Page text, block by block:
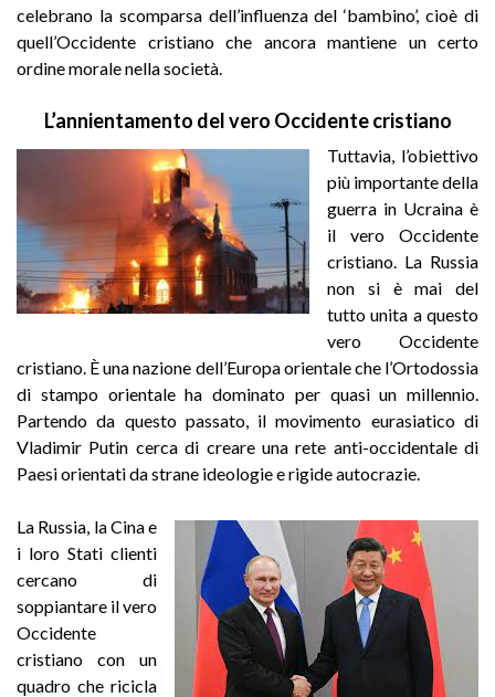
celebrano la scomparsa dell’influenza del ‘bambino’, cioè di
quell’Occidente cristiano che ancora mantiene un certo
ordine morale nella società.
L’annientamento del vero Occidente cristiano
Tuttavia, l’obiettivo
più importante della
guerra in Ucraina è
il vero Occidente
cristiano. La Russia
non si è mai del
tutto unita a questo
vero Occidente
cristiano. È una nazione dell’Europa orientale che l’Ortodossia
di stampo orientale ha dominato per quasi un millennio.
Partendo da questo passato, il movimento eurasiatico di
Vladimir Putin cerca di creare una rete anti-occidentale di
Paesi orientati da strane ideologie e rigide autocrazie.
La Russia, la Cina e
i loro Stati clienti
cercano di
soppiantare il vero
Occidente
cristiano con un
quadro che ricicla